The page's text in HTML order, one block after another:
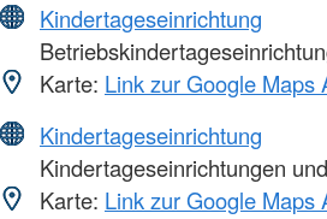
Kindertageseinrichtung
Karte: Link zur Google Maps
Kindertageseinrichtung
Kindertageseinrichtungen
Karte: Link zur Google Maps